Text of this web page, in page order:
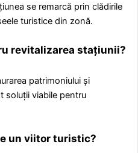
se remarcă prin clădirile
turistice din zonă.
revitalizarea stațiunii?
patrimoniului și
soluții viabile pentru
un viitor turistic?